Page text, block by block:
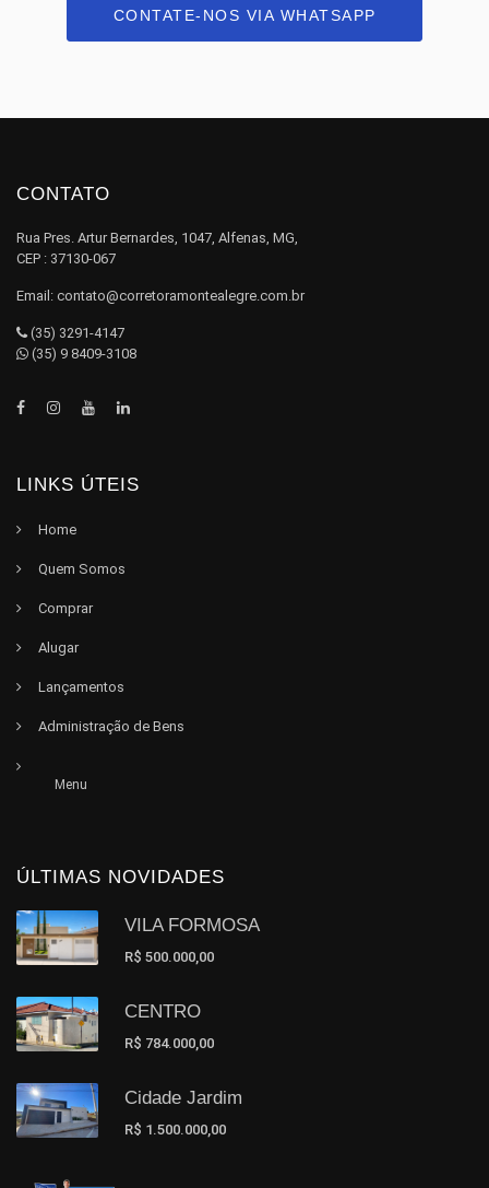
CONTATE-NOS VIA WHATSAPP
CONTATO
Rua Pres. Artur Bernardes, 1047, Alfenas, MG,
CEP : 37130-067
Email: contato@corretoramontealegre.com.br
(35) 3291-4147
(35) 9 8409-3108
LINKS ÚTEIS
Home
Quem Somos
Comprar
Alugar
Lançamentos
Administração de Bens
Menu
ÚLTIMAS NOVIDADES
VILA FORMOSA
R$ 500.000,00
CENTRO
R$ 784.000,00
Cidade Jardim
R$ 1.500.000,00